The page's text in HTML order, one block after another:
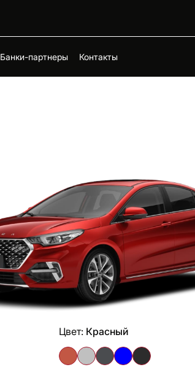
Банки-партнеры Контакты
Цвет: Красный